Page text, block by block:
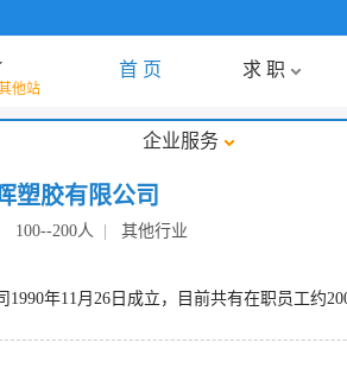
他站
首 页 求 职
企业服务
塑胶有限公司
100--200人 其他行业
1990年11月26日成立，目前共有在职员工约